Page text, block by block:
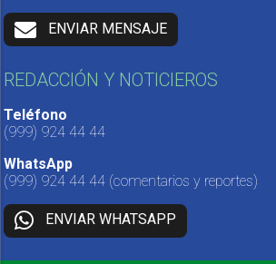
ENVIAR MENSAJE
REDACCIÓN Y NOTICIEROS
Teléfono
(999) 924 44 44
WhatsApp
(999) 924 44 44 (comentarios y reportes)
ENVIAR WHATSAPP